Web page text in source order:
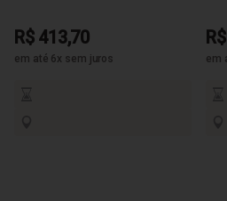
R$ 413,70
em até 6x sem juros em